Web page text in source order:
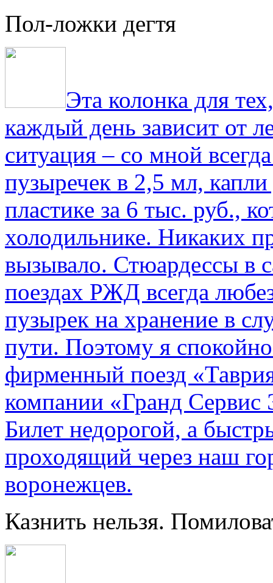
Пол-ложки дегтя
Эта колонка для
каждый день зависит от
ситуация – со мной
пузыречек в 2,5 мл,
пластике за 6 тыс. руб.,
холодильнике. Никаких
вызывало. Стюардессы в
поездах РЖД всегда
пузырек на хранение в
пути. По­этому я
фирменный поезд
компании «Гранд Сервис
Билет недорогой, а
проходящий через наш
воронежцев.
Казнить нельзя.